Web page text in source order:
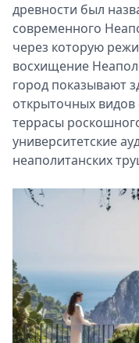
древности был
современного
через которую
восхищение
город показывают
открыточных
террасы
университетские
неаполитанских